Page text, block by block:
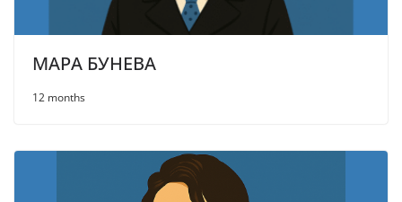
МАРА БУНЕВА
12 months